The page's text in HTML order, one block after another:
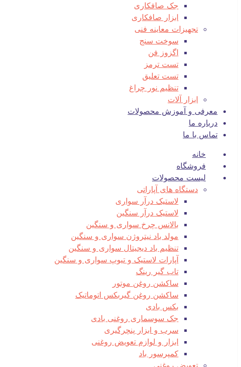
جک صافکاری
ابزار صافکاری
تجهیزات معاینه فنی
سوخت سنج
اگزوز فن
تست ترمز
تست تعلیق
تنظیم نور چراغ
ابزار آلات
معرفی و آموزش محصولات
درباره ما
تماس با ما
خانه
فروشگاه
لیست محصولات
دستگاه های آپاراتی
لاستیک درآر سواری
لاستیک درآر سنگین
بالانس چرخ سواری و سنگین
مولد باد نیتروژن سواری و سنگین
تنظیم باد دیجیتال سواری و سنگین
آپارات لاستیک و تیوپ سواری و سنگین
تاب گیر رینگ
ساکشن روغن موتور
ساکشن روغن گیربکس اتوماتیک
بکس بادی
جک سوسماری روغنی بادی
سرب و ابزار پنچرگیری
ابزار و لوازم تعویض روغنی
کمپرسور باد
تعویض روغنی